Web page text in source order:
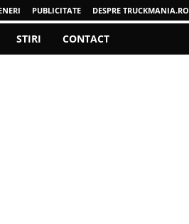
PUBLICITATE DESPRE TRUCKMANIA.RO
STIRI CONTACT